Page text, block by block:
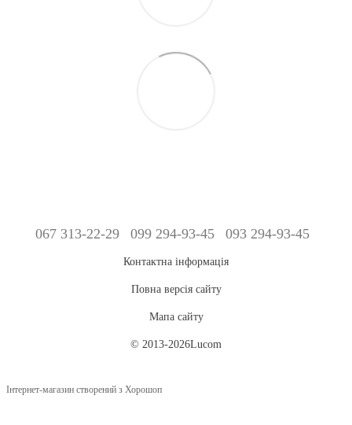
067 313-22-29 099 294-93-45 093 294-93-45
Контактна інформація
Повна версія сайту
Мапа сайту
© 2013-2026Lucom
Інтернет-магазин створений з Хорошоп